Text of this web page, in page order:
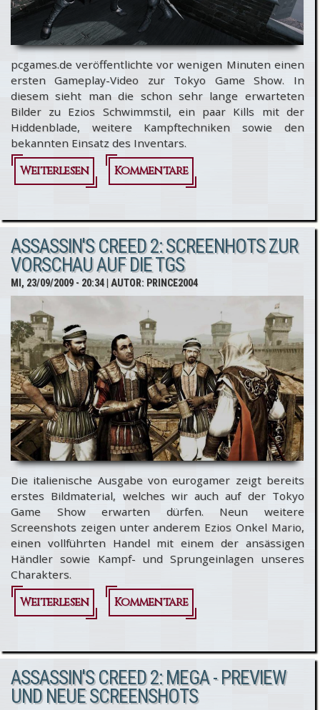
pcgames.de veröffentlichte vor wenigen Minuten einen
ersten Gameplay-Video zur Tokyo Game Show. In
diesem sieht man die schon sehr lange erwarteten
Bilder zu Ezios Schwimmstil, ein paar Kills mit der
Hiddenblade, weitere Kampftechniken sowie den
bekannten Einsatz des Inventars.
Weiterlesen
über
Creed 2
TGS
Gameplay
Video
Kommentare
ASSASSIN'S CREED 2: SCREENHOTS ZUR
VORSCHAU AUF DIE TGS
MI, 23/09/2009 - 20:34| AUTOR: PRINCE2004
Die italienische Ausgabe von eurogamer zeigt bereits
erstes Bildmaterial, welches wir auch auf der Tokyo
Game Show erwarten dürfen. Neun weitere
Screenshots zeigen unter anderem Ezios Onkel Mario,
einen vollführten Handel mit einem der ansässigen
Händler sowie Kampf- und Sprungeinlagen unseres
Charakters.
Weiterlesen
über
Creed 2:
Screenhots
zur
Kommentare
ASSASSIN'S CREED 2: MEGA - PREVIEW
UND NEUE SCREENSHOTS